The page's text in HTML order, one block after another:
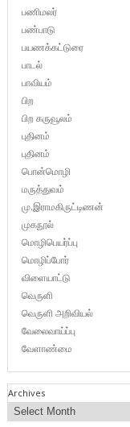
பணிமலர்
பண்பாடு
பயணக்கட்டுரை
பாடல்
பாவியம்
பிற
பிற கருவூலம்
புதினம்
புதினம்
பொன்மொழி
மருத்துவம்
மு.இராமகிருட்டிணன்
முகநூல்
மொழிபெயர்ப்பு
மொழிப்போர்
விளையாட்டு
வெருளி
வெருளி அறிவியல்
வேலைவாய்ப்பு
வேளாண்மை
Archives